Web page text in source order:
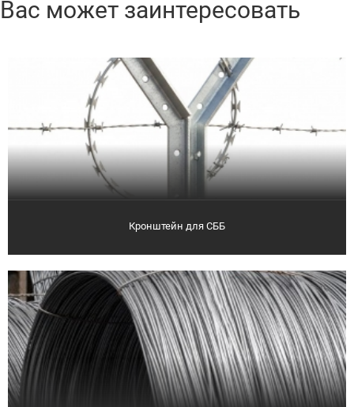
Вас может заинтересовать
Кронштейн для СББ